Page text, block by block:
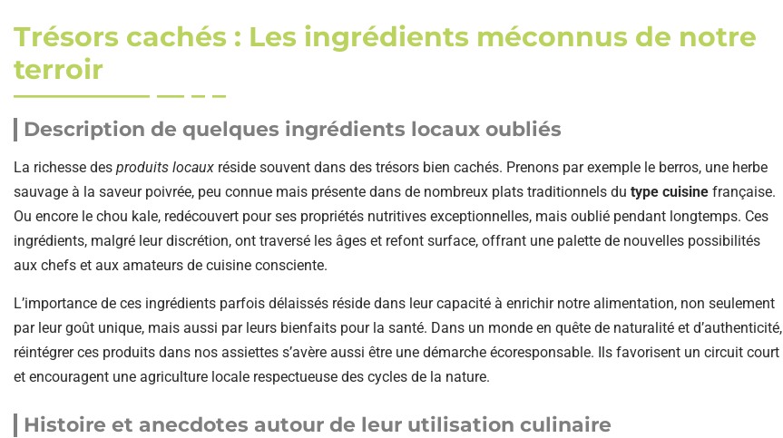
Trésors cachés : Les ingrédients méconnus de notre
terroir
Description de quelques ingrédients locaux oubliés
La richesse des produits locaux réside souvent dans des trésors bien cachés. Prenons par exemple le berros, une herbe
sauvage à la saveur poivrée, peu connue mais présente dans de nombreux plats traditionnels du type cuisine française.
Ou encore le chou kale, redécouvert pour ses propriétés nutritives exceptionnelles, mais oublié pendant longtemps. Ces
ingrédients, malgré leur discrétion, ont traversé les âges et refont surface, offrant une palette de nouvelles possibilités
aux chefs et aux amateurs de cuisine consciente.
L’importance de ces ingrédients parfois délaissés réside dans leur capacité à enrichir notre alimentation, non seulement
par leur goût unique, mais aussi par leurs bienfaits pour la santé. Dans un monde en quête de naturalité et d’authenticité,
réintégrer ces produits dans nos assiettes s’avère aussi être une démarche écoresponsable. Ils favorisent un circuit court
et encouragent une agriculture locale respectueuse des cycles de la nature.
Histoire et anecdotes autour de leur utilisation culinaire